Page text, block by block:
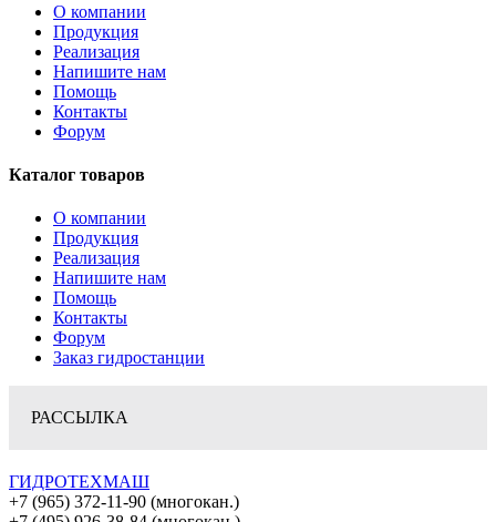
О компании
Продукция
Реализация
Напишите нам
Помощь
Контакты
Форум
Каталог товаров
О компании
Продукция
Реализация
Напишите нам
Помощь
Контакты
Форум
Заказ гидростанции
РАССЫЛКА
ГИДРОТЕХМАШ
+7 (965) 372-11-90 (многокан.)